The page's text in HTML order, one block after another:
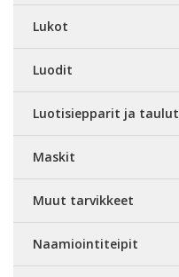
Lukot
Luodit
Luotisiepparit ja taulut
Maskit
Muut tarvikkeet
Naamiointiteipit